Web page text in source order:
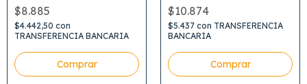
$8.885
$4.442,50 con
TRANSFERENCIA BANCARIA
$10.874
$5.437 con TRANSFERENCIA
BANCARIA